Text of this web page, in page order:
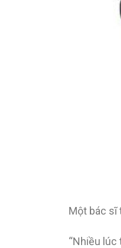
Một bác sĩ
“Nhiều lúc